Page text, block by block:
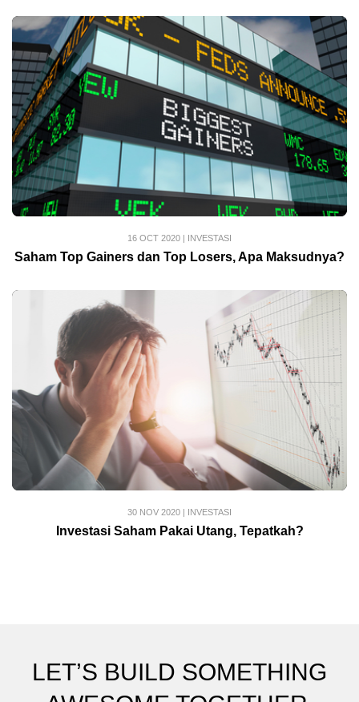
16 OCT 2020 | INVESTASI
Saham Top Gainers dan Top Losers, Apa Maksudnya?
30 NOV 2020 | INVESTASI
Investasi Saham Pakai Utang, Tepatkah?
LET’S BUILD SOMETHING